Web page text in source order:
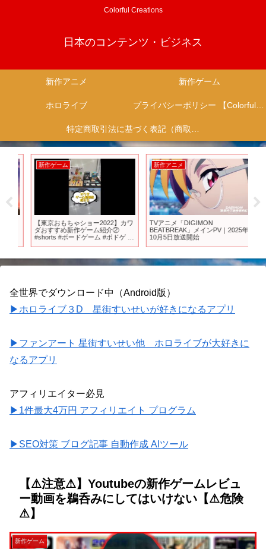
Colorful Creations
日本のコンテンツ・ビジネス
新作アニメ 新作ゲーム
ホロライブ プライバシーポリシー 【Colorful Creation】
特定商取引法に基づく表記（商取引に関する開示）
新作ゲーム
【東京おもちゃショー2022】カワ
ダおすすめ新作ゲーム紹介②
#shorts #ボードゲーム #ボドゲ #
新作アニメ
TVアニメ「DIGIMON
BEATBREAK」メインPV｜2025年
10月5日放送開始
全世界でダウンロード中（Android版）
▶ホロライブ３D 星街すいせいが好きになるアプリ
▶ファンアート 星街すいせい他 ホロライブが大好きに
なるアプリ
アフィリエイター必見
▶1件最大4万円 アフィリエイト プログラム
▶SEO対策 ブログ記事 自動作成 AIツール
【⚠注意⚠】Youtubeの新作ゲームレビュ
ー動画を鵜呑みにしてはいけない【⚠危険
⚠】
新作ゲーム